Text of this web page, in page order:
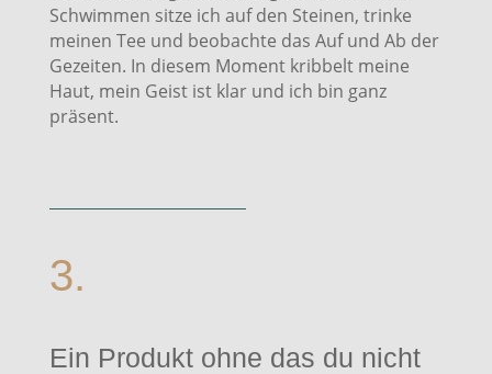
Schwimmen sitze ich auf den Steinen, trinke
meinen Tee und beobachte das Auf und Ab der
Gezeiten. In diesem Moment kribbelt meine
Haut, mein Geist ist klar und ich bin ganz
präsent.
3.
Ein Produkt ohne das du nicht